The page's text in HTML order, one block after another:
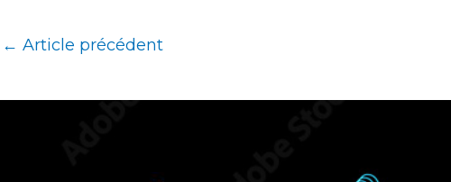
← Article précédent